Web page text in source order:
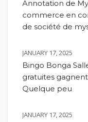
Annotation de
commerce en
de société de
JANUARY 17, 2025
Bingo Bonga
gratuites
Quelque peu
JANUARY 17, 2025